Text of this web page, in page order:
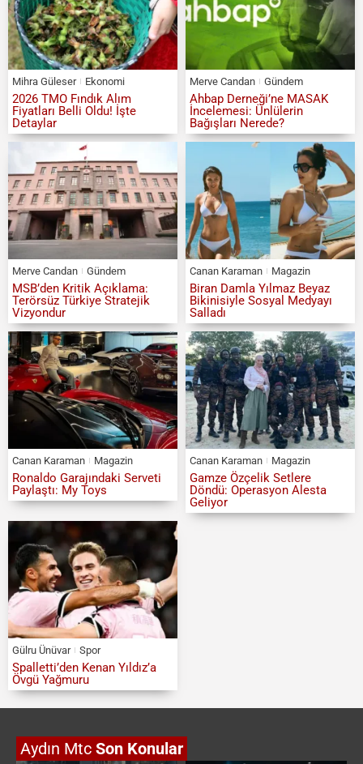
Mihra Güleser Ekonomi
2026 TMO Fındık Alım
Fiyatları Belli Oldu! İşte
Detaylar
Merve Candan Gündem
Ahbap Derneği’ne MASAK
İncelemesi: Ünlülerin
Bağışları Nerede?
Merve Candan Gündem
MSB’den Kritik Açıklama:
Terörsüz Türkiye Stratejik
Vizyondur
Canan Karaman Magazin
Biran Damla Yılmaz Beyaz
Bikinisiyle Sosyal Medyayı
Salladı
Canan Karaman Magazin
Ronaldo Garajındaki Serveti
Paylaştı: My Toys
Canan Karaman Magazin
Gamze Özçelik Setlere
Döndü: Operasyon Alesta
Geliyor
Gülru Ünüvar Spor
Spalletti’den Kenan Yıldız’a
Övgü Yağmuru
Aydın Mtc Son Konular